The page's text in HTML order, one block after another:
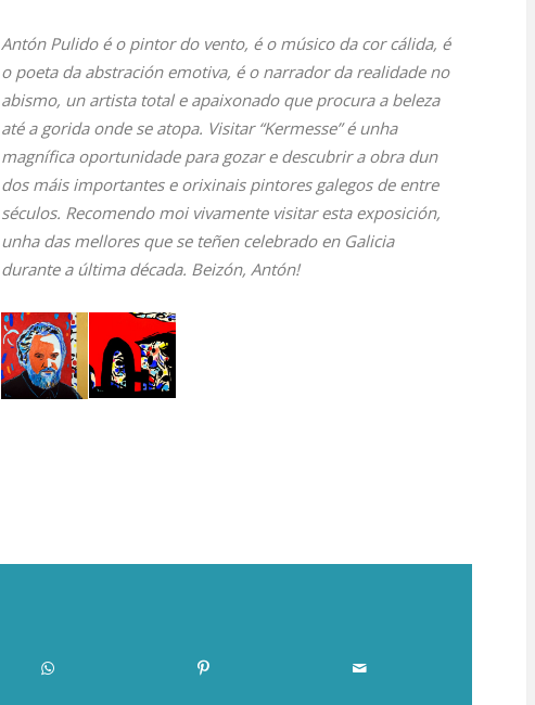
Antón Pulido é o pintor do vento, é o músico da cor cálida, é
o poeta da abstración emotiva, é o narrador da realidade no
abismo, un artista total e apaixonado que procura a beleza
até a gorida onde se atopa. Visitar “Kermesse” é unha
magnífica oportunidade para gozar e descubrir a obra dun
dos máis importantes e orixinais pintores galegos de entre
séculos. Recomendo moi vivamente visitar esta exposición,
unha das mellores que se teñen celebrado en Galicia
durante a última década. Beizón, Antón!